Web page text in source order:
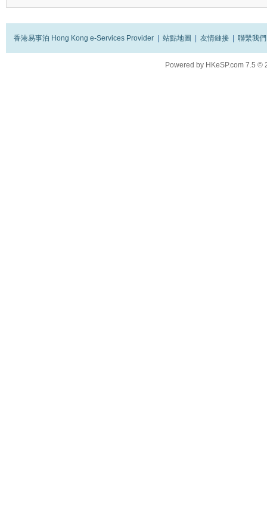
香港易事泊 Hong Kong e-Services Provider 站點地圖 友情鏈接 聯繫我們
Powered by HKeSP.com 7.5 ©